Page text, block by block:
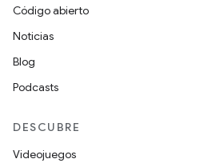
Código abierto
Noticias
Blog
Podcasts
DESCUBRE
Videojuegos